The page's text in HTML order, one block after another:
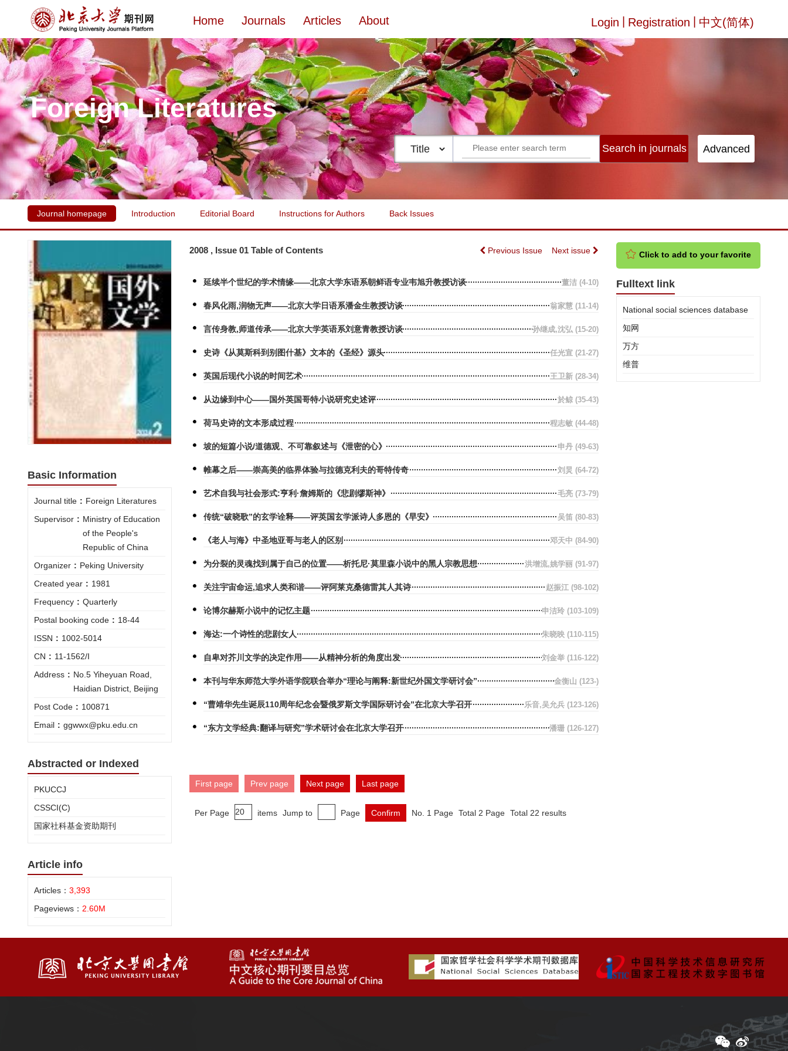
Login Registration 中文(简体)
Home Journals Articles About
Foreign Literatures
Journal homepage Introduction Editorial Board Instructions for Authors Back Issues
Basic Information
Journal title : Foreign Literatures
Supervisor : Ministry of Education
of the People's
Republic of China
Organizer : Peking University
Created year : 1981
Frequency : Quarterly
Postal booking code : 18-44
ISSN : 1002-5014
CN : 11-1562/I
Address : No.5 Yiheyuan Road,
Haidian District, Beijing
Post Code : 100871
Email : ggwwx@pku.edu.cn
Abstracted or Indexed
PKUCCJ
CSSCI(C)
国家社科基金资助期刊
Article info
Articles： 3,393
Pageviews： 2.60M
2008 , Issue 01 Table of Contents Previous Issue Next issue
延续半个世纪的学术情缘——北京大学东语系朝鲜语专业韦旭升教授访谈 董洁 (4-10)
春风化雨,润物无声——北京大学日语系潘金生教授访谈 翁家慧 (11-14)
言传身教,师道传承——北京大学英语系刘意青教授访谈 孙继成,沈弘 (15-20)
史诗《从莫斯科到别图什基》文本的《圣经》源头 任光宣 (21-27)
英国后现代小说的时间艺术 王卫新 (28-34)
从边缘到中心——国外英国哥特小说研究史述评 於鲸 (35-43)
荷马史诗的文本形成过程 程志敏 (44-48)
坡的短篇小说/道德观、不可靠叙述与《泄密的心》 申丹 (49-63)
帷幕之后——崇高美的临界体验与拉德克利夫的哥特传奇 刘炅 (64-72)
艺术自我与社会形式:亨利·詹姆斯的《悲剧缪斯神》 毛亮 (73-79)
传统“破晓歌”的玄学诠释——评英国玄学派诗人多恩的《早安》 吴笛 (80-83)
《老人与海》中圣地亚哥与老人的区别 邓天中 (84-90)
为分裂的灵魂找到属于自己的位置——析托尼·莫里森小说中的黑人宗教思想 洪增流,姚学丽 (91-97)
关注宇宙命运,追求人类和谐——评阿莱克桑德雷其人其诗 赵振江 (98-102)
论博尔赫斯小说中的记忆主题 申洁玲 (103-109)
海达:一个诗性的悲剧女人 朱晓映 (110-115)
自卑对芥川文学的决定作用——从精神分析的角度出发 刘金举 (116-122)
本刊与华东师范大学外语学院联合举办“理论与阐释:新世纪外国文学研讨会” 金衡山 (123-)
“曹靖华先生诞辰110周年纪念会暨俄罗斯文学国际研讨会”在北京大学召开 乐音,吴允兵 (123-126)
“东方文学经典:翻译与研究”学术研讨会在北京大学召开 潘珊 (126-127)
First page Prev page Next page Last page
Per Page items Jump to Page Confirm No. 1 Page Total 2 Page Total 22 results
Click to add to your favorite
Fulltext link
National social sciences database
知网
万方
维普